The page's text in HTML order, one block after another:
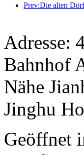
Adresse:
Bahnhof
Nähe
Jinghu
Geöffnet